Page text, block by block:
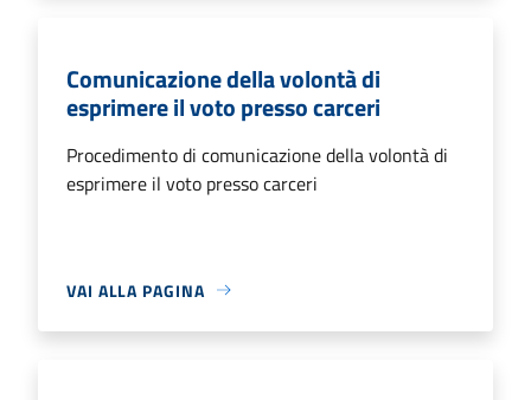
Comunicazione della volontà di
esprimere il voto presso carceri
Procedimento di comunicazione della volontà di
esprimere il voto presso carceri
VAI ALLA PAGINA